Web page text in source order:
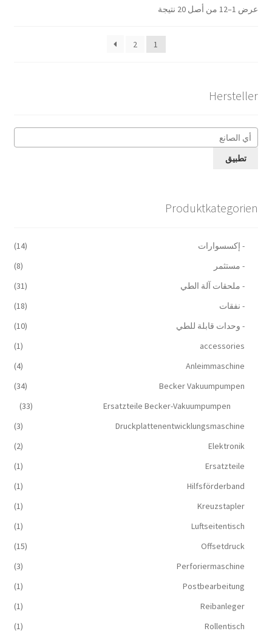
عرض 1–12 من أصل 20 نتيجة
1
2
Hersteller
تطبيق
Produktkategorien
- إكسسوارات
(14)
- مستثمر
(8)
- ملحقات آلة الطي
(31)
- نفقات
(18)
- وحدات قابلة للطي
(10)
accessories
(1)
Anleimmaschine
(4)
Becker Vakuumpumpen
(34)
Ersatzteile Becker-Vakuumpumpen
(33)
Druckplattenentwicklungsmaschine
(3)
Elektronik
(2)
Ersatzteile
(1)
Hilfsförderband
(1)
Kreuzstapler
(1)
Luftseitentisch
(1)
Offsetdruck
(15)
Perforiermaschine
(3)
Postbearbeitung
(1)
Reibanleger
(1)
Rollentisch
(1)